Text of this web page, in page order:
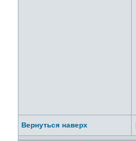
Вернуться наверх